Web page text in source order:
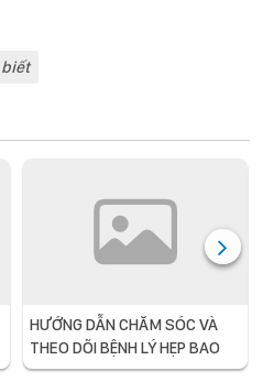
biết
HƯỚNG DẪN CHĂM SÓC VÀ
THEO DÕI BỆNH LÝ HẸP BAO
QUY ĐẦU, NANG BAO QUY